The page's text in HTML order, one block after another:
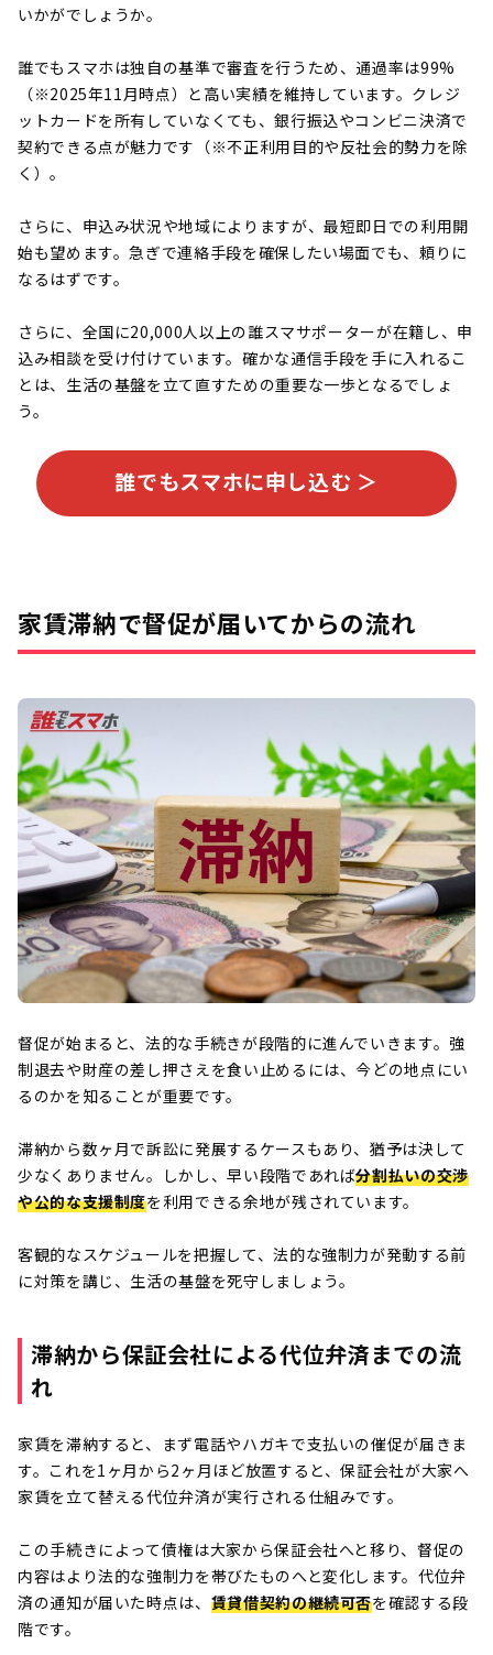
いかがでしょうか。
誰でもスマホは独自の基準で審査を行うため、通過率は99%
（※2025年11月時点）と高い実績を維持しています。クレジ
ットカードを所有していなくても、銀行振込やコンビニ決済で
契約できる点が魅力です（※不正利用目的や反社会的勢力を除
く）。
さらに、申込み状況や地域によりますが、最短即日での利用開
始も望めます。急ぎで連絡手段を確保したい場面でも、頼りに
なるはずです。
さらに、全国に20,000人以上の誰スマサポーターが在籍し、申
込み相談を受け付けています。確かな通信手段を手に入れるこ
とは、生活の基盤を立て直すための重要な一歩となるでしょ
う。
誰でもスマホに申し込む ＞
家賃滞納で督促が届いてからの流れ
督促が始まると、法的な手続きが段階的に進んでいきます。強
制退去や財産の差し押さえを食い止めるには、今どの地点にい
るのかを知ることが重要です。
滞納から数ヶ月で訴訟に発展するケースもあり、猶予は決して
少なくありません。しかし、早い段階であれば分割払いの交渉
や公的な支援制度を利用できる余地が残されています。
客観的なスケジュールを把握して、法的な強制力が発動する前
に対策を講じ、生活の基盤を死守しましょう。
滞納から保証会社による代位弁済までの流
れ
家賃を滞納すると、まず電話やハガキで支払いの催促が届きま
す。これを1ヶ月から2ヶ月ほど放置すると、保証会社が大家へ
家賃を立て替える代位弁済が実行される仕組みです。
この手続きによって債権は大家から保証会社へと移り、督促の
内容はより法的な強制力を帯びたものへと変化します。代位弁
済の通知が届いた時点は、 賃貸借契約の継続可否を確認する段
階です。